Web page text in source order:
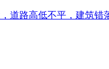
道路高低不平，建筑